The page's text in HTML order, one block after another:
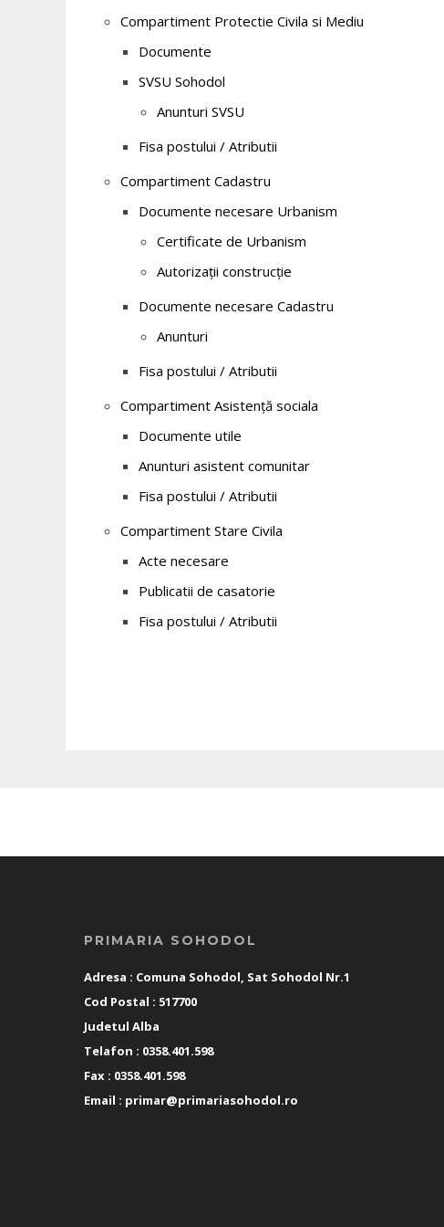
Compartiment Protectie Civila si Mediu
Documente
SVSU Sohodol
Anunturi SVSU
Fisa postului / Atributii
Compartiment Cadastru
Documente necesare Urbanism
Certificate de Urbanism
Autorizații construcție
Documente necesare Cadastru
Anunturi
Fisa postului / Atributii
Compartiment Asistență sociala
Documente utile
Anunturi asistent comunitar
Fisa postului / Atributii
Compartiment Stare Civila
Acte necesare
Publicatii de casatorie
Fisa postului / Atributii
PRIMARIA SOHODOL
Adresa : Comuna Sohodol, Sat Sohodol Nr.1
Cod Postal : 517700
Judetul Alba
Telafon : 0358.401.598
Fax : 0358.401.598
Email : primar@primariasohodol.ro